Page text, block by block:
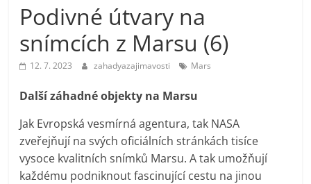
Podivné útvary na
snímcích z Marsu (6)
12. 7. 2023 zahadyazajimavosti Mars
Další záhadné objekty na Marsu
Jak Evropská vesmírná agentura, tak NASA
zveřejňují na svých oficiálních stránkách tisíce
vysoce kvalitních snímků Marsu. A tak umožňují
každému podniknout fascinující cestu na jinou